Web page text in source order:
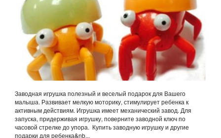
Заводная игрушка полезный и веселый подарок для Вашего
малыша. Развивает мелкую моторику, стимулирует ребенка к
активным действиям. Игрушка имеет механический завод. Для
запуска, придерживая игрушку, поверните заводной ключ по
часовой стрелке до упора. Купить заводную игрушку и другие
подарки для ребенка&nb...